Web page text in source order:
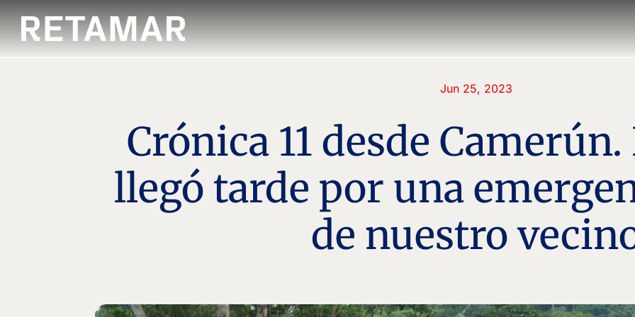
Jun 25, 2023
Crónica 11 desde
llegó tarde por una
de nuestro